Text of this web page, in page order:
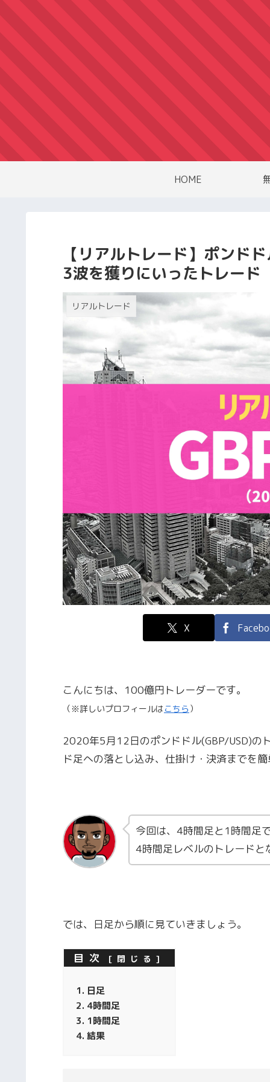
HOME
【リアルトレード】ポンド
3波を獲りにいったトレード
リアルトレード
X
こんにちは、100億円トレーダーです。
（※詳しいプロフィールはこちら ）
2020年5月12日のポンドドル(GBP/USD)の
ド足への落とし込み、仕掛け・決済までを
今回は、4時間足と1時間足
4時間足レベルのトレードと
では、日足から順に見ていきましょう。
目次
日足
4時間足
1時間足
結果